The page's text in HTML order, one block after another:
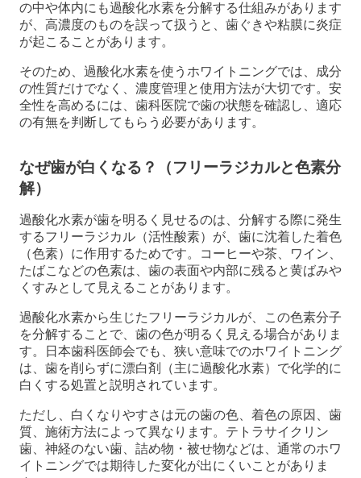
の中や体内にも過酸化水素を分解する仕組みがあります
が、高濃度のものを誤って扱うと、歯ぐきや粘膜に炎症
が起こることがあります。
そのため、過酸化水素を使うホワイトニングでは、成分
の性質だけでなく、濃度管理と使用方法が大切です。安
全性を高めるには、歯科医院で歯の状態を確認し、適応
の有無を判断してもらう必要があります。
なぜ歯が白くなる？（フリーラジカルと色素分
解）
過酸化水素が歯を明るく見せるのは、分解する際に発生
するフリーラジカル（活性酸素）が、歯に沈着した着色
（色素）に作用するためです。コーヒーや茶、ワイン、
たばこなどの色素は、歯の表面や内部に残ると黄ばみや
くすみとして見えることがあります。
過酸化水素から生じたフリーラジカルが、この色素分子
を分解することで、歯の色が明るく見える場合がありま
す。日本歯科医師会でも、狭い意味でのホワイトニング
は、歯を削らずに漂白剤（主に過酸化水素）で化学的に
白くする処置と説明されています。
ただし、白くなりやすさは元の歯の色、着色の原因、歯
質、施術方法によって異なります。テトラサイクリン
歯、神経のない歯、詰め物・被せ物などは、通常のホワ
イトニングでは期待した変化が出にくいことがありま